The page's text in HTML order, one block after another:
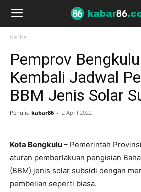
Berita
Pemprov
Kembali Jadwal
BBM Jenis Solar
Penulis kabar86 - 2 April 2022
Kota Bengkulu– Pemerintah
aturan pemberlakuan pengisian
(BBM) jenis solar subsidi dengan
pembelian seperti biasa.